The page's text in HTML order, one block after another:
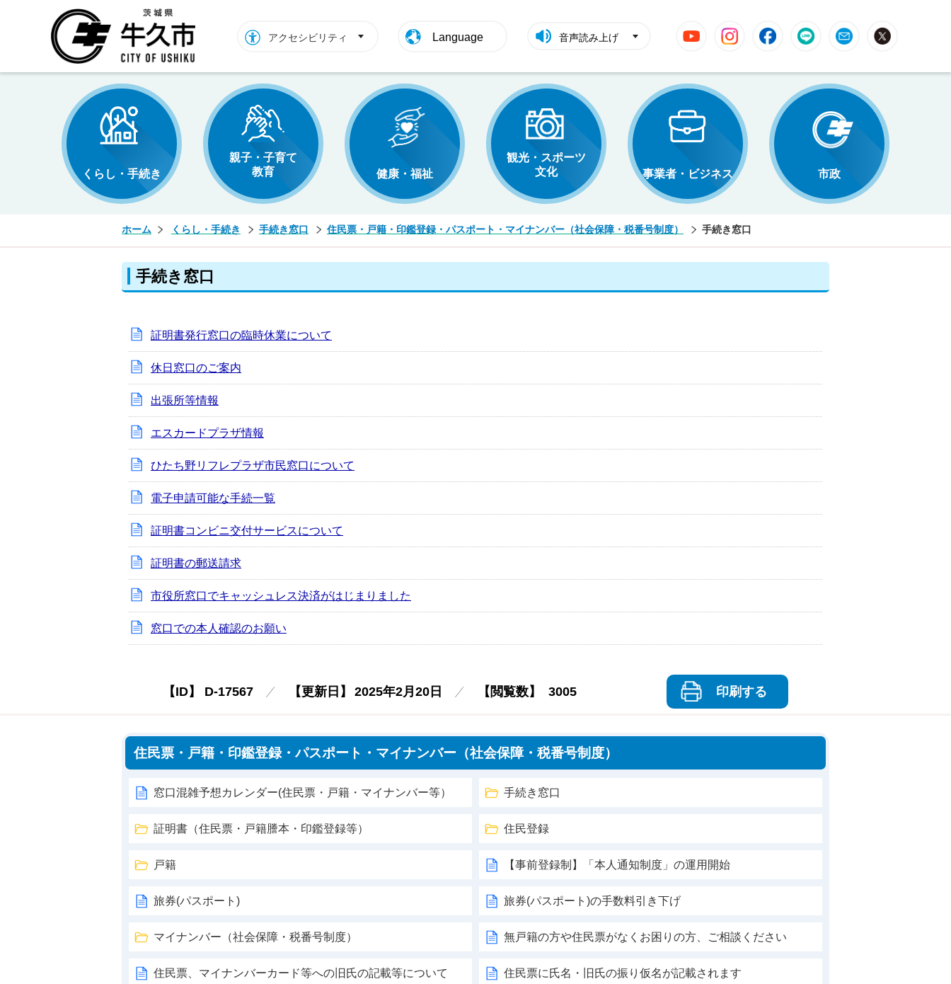
アクセシビリティ Language 音声読み上げ
YouTube InstagramFacebookLINE Mail
くらし・手続き
親子・子育て
教育
健康・福祉
観光・スポーツ
文化
事業者・ビジネス 市政
ホーム くらし・手続き 手続き窓口 住民票・戸籍・印鑑登録・パスポート・マイナンバー（社会保障・税番号制度） 手続き窓口
手続き窓口
証明書発行窓口の臨時休業について
休日窓口のご案内
出張所等情報
エスカードプラザ情報
ひたち野リフレプラザ市民窓口について
電子申請可能な手続一覧
証明書コンビニ交付サービスについて
証明書の郵送請求
市役所窓口でキャッシュレス決済がはじまりました
窓口での本人確認のお願い
【ID】 D-17567 【更新日】 2025年2月20日 【閲覧数】 3005 印刷する
住民票・戸籍・印鑑登録・パスポート・マイナンバー（社会保障・税番号制度）
窓口混雑予想カレンダー(住民票・戸籍・マイナンバー等） 手続き窓口
証明書（住民票・戸籍謄本・印鑑登録等） 住民登録
戸籍 【事前登録制】「本人通知制度」の運用開始
旅券(パスポート) 旅券(パスポート)の手数料引き下げ
マイナンバー（社会保障・税番号制度） 無戸籍の方や住民票がなくお困りの方、ご相談ください
住民票、マイナンバーカード等への旧氏の記載等について 住民票に氏名・旧氏の振り仮名が記載されます